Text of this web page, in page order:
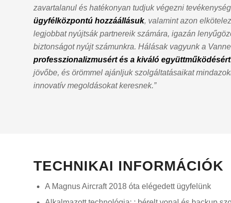
zavartalanul és hatékonyan tudjuk végezni
ügyfélközpontú hozzáállásuk, valamint azon
legjobbat nyújtsák partnereik számára, igazán
biztonságot nyújt számunkra. Hálásak vagyunk a
professzionalizmusért és a kiváló együttműködésért
jövőbe, és örömmel ajánljuk szolgáltatásaikat
innovatív megoldásokat keresnek.”
TECHNIKAI INFORMÁCIÓK
A Magnus Aircraft 2018 óta elégedett ügyfelünk